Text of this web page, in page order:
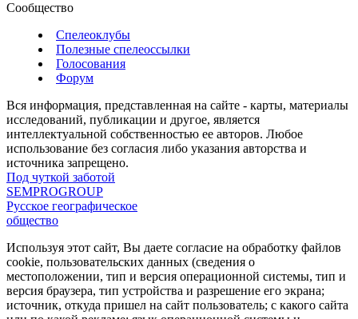
Сообщество
Спелеоклубы
Полезные спелеоссылки
Голосования
Форум
Вся информация, представленная на сайте - карты, материалы
исследований, публикации и другое, является
интеллектуальной собственностью ее авторов. Любое
использование без согласия либо указания авторства и
источника запрещено.
Под чуткой заботой
SEMPROGROUP
Русское географическое
общество
Используя этот сайт, Вы даете согласие на обработку файлов
cookie, пользовательских данных (сведения о
местоположении, тип и версия операционной системы, тип и
версия браузера, тип устройства и разрешение его экрана;
источник, откуда пришел на сайт пользователь; с какого сайта